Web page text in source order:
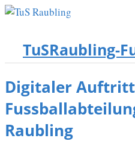
TuSRaubling-
Digitaler
Raubling